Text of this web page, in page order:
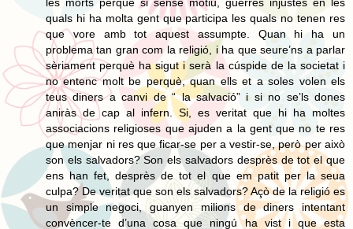
quals hi ha molta gent que participa les quals no tenen res
que vore amb tot aquest assumpte. Quan hi ha un
problema tan gran com la religió, i ha que seure’ns a parlar
sèriament perquè ha sigut i serà la cúspide de la societat i
no entenc molt be perquè, quan ells et a soles volen els
teus diners a canvi de “ la salvació” i si no se’ls dones
aniràs de cap al infern. Si, es veritat que hi ha moltes
associacions religioses que ajuden a la gent que no te res
que menjar ni res que ficar-se per a vestir-se, però per això
son els salvadors? Son els salvadors desprès de tot el que
ens han fet, desprès de tot el que em patit per la seua
culpa? De veritat que son els salvadors? Açò de la religió es
un simple negoci, guanyen milions de diners intentant
convèncer-te d’una cosa que ningú ha vist i que esta